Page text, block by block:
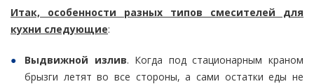
Итак, особенности разных типов смесителей для
кухни следующие:
Выдвижной излив. Когда под стационарным краном
брызги летят во все стороны, а сами остатки еды не